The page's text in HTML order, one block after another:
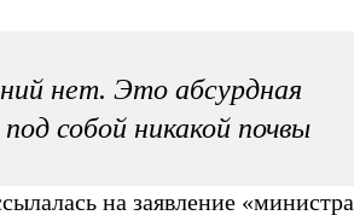
нет. Это абсурдная
собой никакой почвы
на заявление «министра